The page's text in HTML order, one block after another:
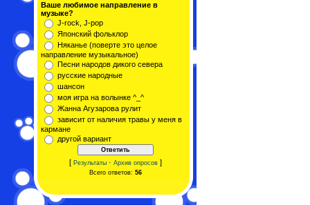
Ваше любимое направление в
музыке?
J-rock, J-pop
Японский фольклор
Няканье (поверте это целое
направление музыкальное)
Песни народов дикого севера
русские народные
шансон
моя игра на волынке ^_^
Жанна Агузарова рулит
зависит от наличия травы у меня в
кармане
другой вариант
[ Результаты· Архив опросов]
Всего ответов: 56